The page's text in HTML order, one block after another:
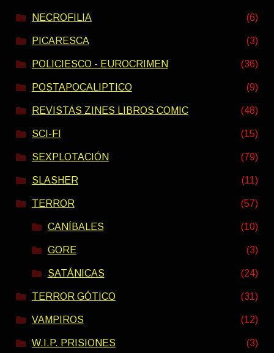
NECROFILIA (6)
PICARESCA (3)
POLICIESCO - EUROCRIMEN (36)
POSTAPOCALIPTICO (9)
REVISTAS ZINES LIBROS COMIC (48)
SCI-FI (15)
SEXPLOTACIÓN (79)
SLASHER (11)
TERROR (57)
CANÍBALES (10)
GORE (3)
SATÁNICAS (24)
TERROR GÓTICO (31)
VAMPIROS (12)
W.I.P. PRISIONES (3)